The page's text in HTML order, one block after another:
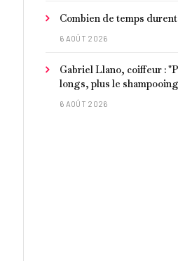
Combien de temps
6 AOÛT 2026
Gabriel Llano, coiffeur :
longs, plus le
conseille de le laisser
6 AOÛT 2026